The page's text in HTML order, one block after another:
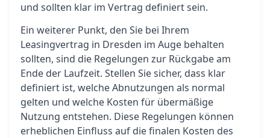
und sollten klar im Vertrag definiert sein.
Ein weiterer Punkt, den Sie bei Ihrem
Leasingvertrag in Dresden im Auge behalten
sollten, sind die Regelungen zur Rückgabe am
Ende der Laufzeit. Stellen Sie sicher, dass klar
definiert ist, welche Abnutzungen als normal
gelten und welche Kosten für übermäßige
Nutzung entstehen. Diese Regelungen können
erheblichen Einfluss auf die finalen Kosten des